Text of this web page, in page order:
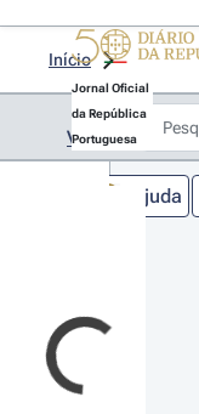
Jornal Oficial
da República
Portuguesa
Ajuda
Início
Voltar